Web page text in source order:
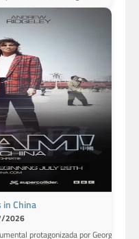
China
2026
protagonizada por George